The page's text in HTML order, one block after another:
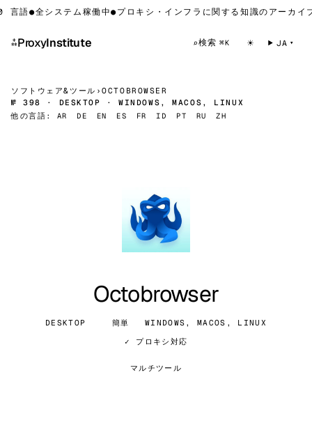
語●全システム稼働中●プロキシ・インフラに関する知識のアーカイ
⁂ProxyInstitute ⌕検索 ⌘K ☀ JA
ソフトウェア&ツール ›OCTOBROWSER
№ 398 · DESKTOP · WINDOWS, MACOS, LINUX
他の言語:
AR DE EN ES FR ID PT RU ZH
Octobrowser
DESKTOP 簡単
WINDOWS, MACOS, LINUX
✓ プロキシ対応
マルチツール